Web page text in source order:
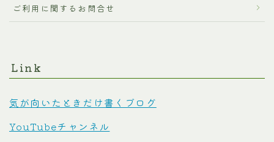
ご利用に関するお問合せ
Link
気が向いたときだけ書くブログ
YouTubeチャンネル